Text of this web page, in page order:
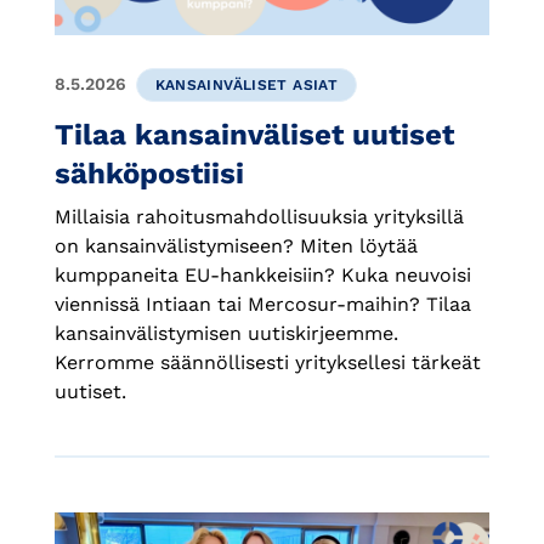
8.5.2026 KANSAINVÄLISET ASIAT
Tilaa kansainväliset uutiset
sähköpostiisi
Millaisia rahoitusmahdollisuuksia yrityksillä
on kansainvälistymiseen? Miten löytää
kumppaneita EU-hankkeisiin? Kuka neuvoisi
viennissä Intiaan tai Mercosur-maihin? Tilaa
kansainvälistymisen uutiskirjeemme.
Kerromme säännöllisesti yrityksellesi tärkeät
uutiset.